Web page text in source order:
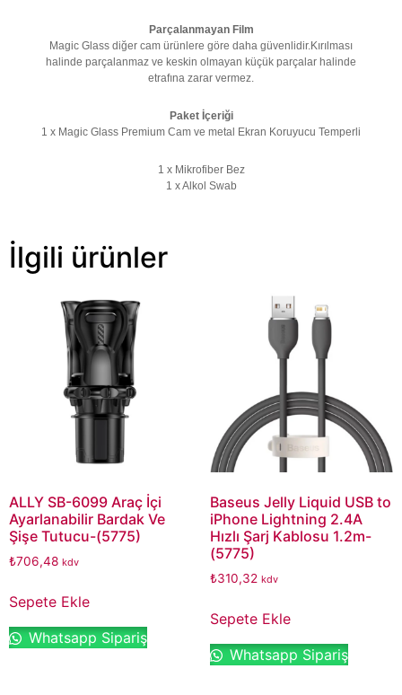
Parçalanmayan Film
Magic Glass diğer cam ürünlere göre daha güvenlidir.Kırılması
halinde parça lanmaz ve keskin olmayan küçük parça lar halinde
etrafına zarar vermez.
Paket İçeriği
1 x Magic Glass Premium Cam ve metal Ekran Koruyucu Temperli
1 x Mikrofiber Bez
1 x Alkol Swab
İlgili ürünler
ALLY SB-6099 Araç İçi
Ayarlanabilir Bardak Ve
Şişe Tutucu-(5775)
₺706,48 kdv
Sepete Ekle
Whatsapp Sipariş
Baseus Jelly Liquid USB to
iPhone Lightning 2.4A
Hızlı Şarj Kablosu 1.2m-
(5775)
₺310,32 kdv
Sepete Ekle
Whatsapp Sipariş